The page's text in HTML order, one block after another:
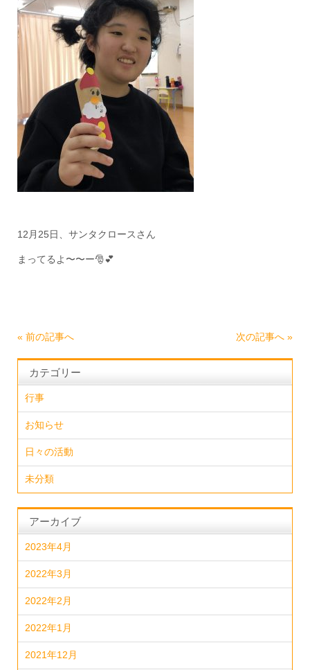
12月25日、サンタクロースさん
まってるよ〜〜ー🎅💕
« 前の記事へ 次の記事へ »
カテゴリー
行事
お知らせ
日々の活動
未分類
アーカイブ
2023年4月
2022年3月
2022年2月
2022年1月
2021年12月